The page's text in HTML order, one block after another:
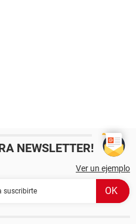
NEWSLETTER!
Ver un ejemplo